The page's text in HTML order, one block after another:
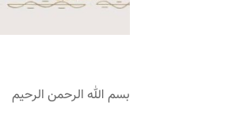
بسم الله الرحمن الرحیم